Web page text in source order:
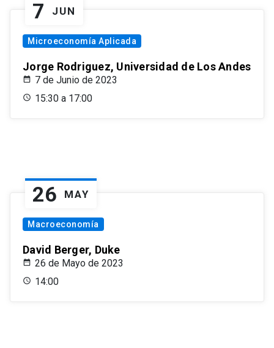
7 JUN
Microeconomía Aplicada
Jorge Rodriguez, Universidad de Los Andes
7 de Junio de 2023
15:30 a 17:00
26 MAY
Macroeconomía
David Berger, Duke
26 de Mayo de 2023
14:00